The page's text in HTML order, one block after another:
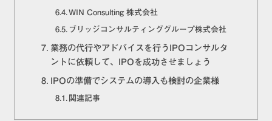
WIN Consulting 株式会社
ブリッジコンサルティンググループ株式会社
業務の代行やアドバイスを行うIPOコンサルタ
ントに依頼して、IPOを成功させましょう
IPOの準備でシステムの導入も検討の企業様
関連記事